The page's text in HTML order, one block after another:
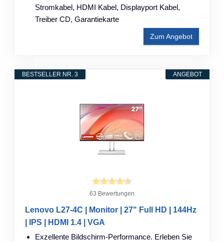
Stromkabel, HDMI Kabel, Displayport Kabel,
Treiber CD, Garantiekarte
Zum Angebot
ANGEBOT
BESTSELLER NR. 3
63 Bewertungen
Lenovo L27-4C | Monitor | 27" Full HD | 144Hz
| IPS | HDMI 1.4 | VGA
Exzellente Bildschirm-Performance. Erleben Sie